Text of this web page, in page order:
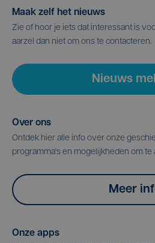
Maak zelf het nieuws
Zie of hoor je iets dat interessant is
aarzel dan niet om ons te contacteren.
Nieuws
Over ons
Ontdek hier alle info over onze
programma's en mogelijkheden om te
Meer
Onze apps